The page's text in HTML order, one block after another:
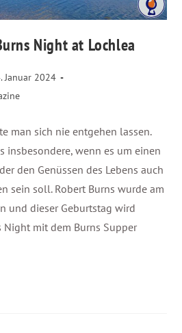
Night at Lochlea
Januar 2024
man sich nie entgehen lassen.
insbesondere, wenn es um einen
den Genüssen des Lebens auch
sein soll. Robert Burns wurde am
und dieser Geburtstag wird
mit dem Burns Supper